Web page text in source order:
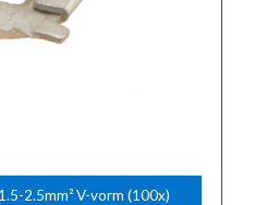
2.5mm² V-vorm (100x)